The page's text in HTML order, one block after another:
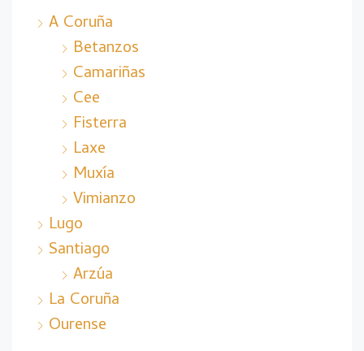
A Coruña
Betanzos
Camariñas
Cee
Fisterra
Laxe
Muxía
Vimianzo
Lugo
Santiago
Arzúa
La Coruña
Ourense